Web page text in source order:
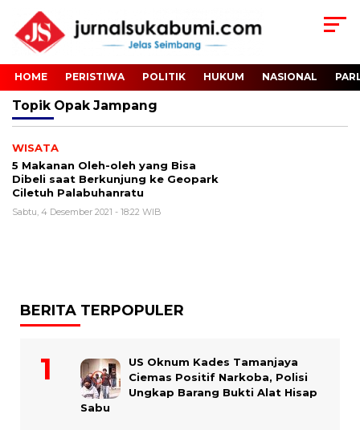
HOME PERISTIWA POLITIK HUKUM NASIONAL
Topik Opak Jampang
WISATA
5 Makanan Oleh-oleh yang Bisa
Dibeli saat Berkunjung ke Geopark
Ciletuh Palabuhanratu
Sabtu, 4 Desember 2021 - 18:22 WIB
BERITA TERPOPULER
US Oknum Kades Tamanjaya
Ciemas Positif Narkoba, Polisi
Ungkap Barang Bukti Alat Hisap
Sabu